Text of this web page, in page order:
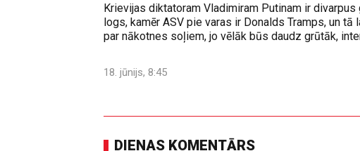
Krievijas diktatoram Vladimiram Putinam ir
logs, kamēr ASV pie varas ir Donalds Tramps, un
par nākotnes soļiem, jo vēlāk būs daudz grūtāk,
18. jūnijs, 8:45
DIENAS KOMENTĀRS